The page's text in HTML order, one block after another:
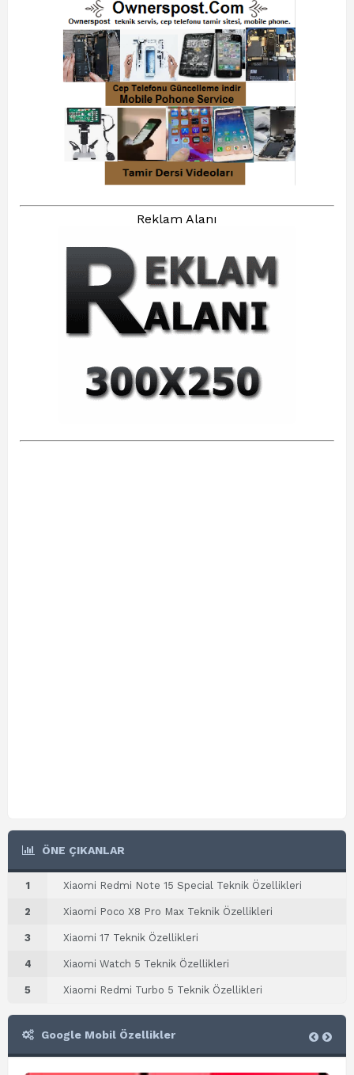
Reklam Alanı
ÖNE ÇIKANLAR
1 Xiaomi Redmi Note 15 Special Teknik Özellikleri
2 Xiaomi Poco X8 Pro Max Teknik Özellikleri
3 Xiaomi 17 Teknik Özellikleri
4 Xiaomi Watch 5 Teknik Özellikleri
5 Xiaomi Redmi Turbo 5 Teknik Özellikleri
Google Mobil Özellikler